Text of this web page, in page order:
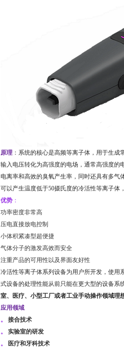
原理 ： 系统的核心是高频等离子体 ，用于生成
输入电压转化为高强度的电场，通常高强度的
电离率和高效的臭氧产生率，同时还具有多气
可以产生温度低于50摄氏度的冷活性等离子体
优势 ：
功率密度非常高
压电直接放电控制
小体积紧凑型超便捷
气体分子的激发高效而安全
注重产品的可用性以及界面友好性
冷活性等离子体系列设备为用户所开发，使用
式设备的处理性能从前只能在更大型的设备系
室、医疗、小型工厂或者工业手动操作领域理
应用领域
。
接合技术
。
实验室的研发
。
医疗和牙科技术